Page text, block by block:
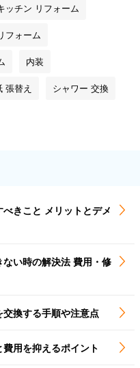
ッチン リフォーム
フォーム
内装
張替え シャワー 交換
きこと メリットとデメ
い時の解決法 費用・修
換する手順や注意点
用を抑えるポイント